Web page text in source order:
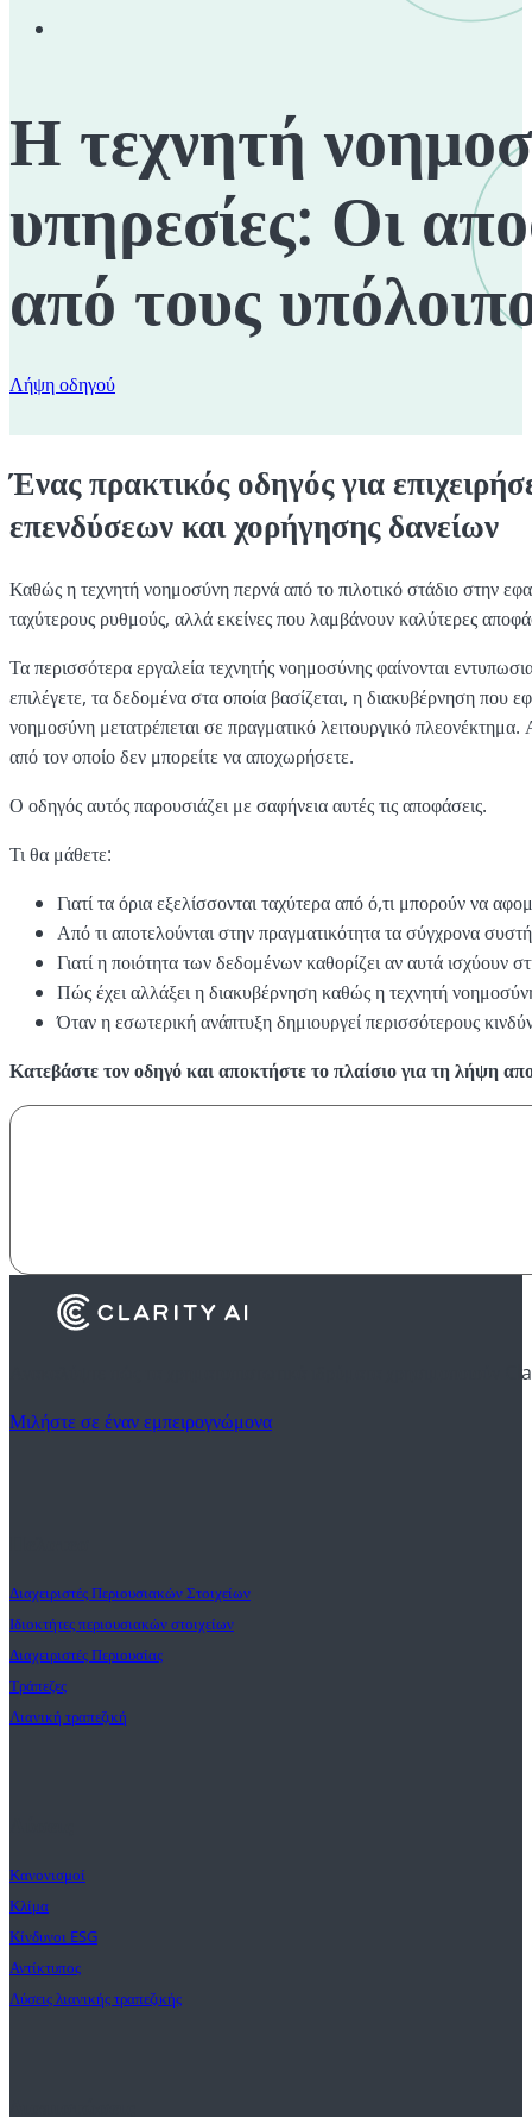
Η τεχνητή
υπηρεσίες: Οι
από τους
Λήψη οδηγού
Ένας πρακτικός οδηγός για
επενδύσεων και χορήγησης δανείων
Καθώς η τεχνητή νοημοσύνη περνά από το πιλοτικό στάδιο στην
ταχύτερους ρυθμούς, αλλά εκείνες που λαμβάνουν καλύτερες
Τα περισσότερα εργαλεία τεχνητής νοημοσύνης φαίνονται
επιλέγετε, τα δεδομένα στα οποία βασίζεται, η διακυβέρνηση που
νοημοσύνη μετατρέπεται σε πραγματικό λειτουργικό
από τον οποίο δεν μπορείτε να αποχωρήσετε.
Ο οδηγός αυτός παρουσιάζει με σαφήνεια αυτές τις αποφάσεις.
Τι θα μάθετε:
Γιατί τα όρια εξελίσσονται ταχύτερα από ό,τι μπορούν να
Από τι αποτελούνται στην πραγματικότητα τα σύγχρονα
Γιατί η ποιότητα των δεδομένων καθορίζει αν αυτά ισχύουν
Πώς έχει αλλάξει η διακυβέρνηση καθώς η τεχνητή
Όταν η εσωτερική ανάπτυξη δημιουργεί περισσότερους
Κατεβάστε τον οδηγό και αποκτήστε το πλαίσιο για τη λήψη
Ανακαλύψτε πώς τα χρηματοπιστωτικά ιδρύματα χρησιμοποιούν
Μιλήστε σε έναν εμπειρογνώμονα
Διαχειριστές Περιουσιακών Στοιχείων
Ιδιοκτήτες περιουσιακών στοιχείων
Διαχειριστές Περιουσίας
Τράπεζες
Λιανική τραπεζική
Κανονισμοί
Κλίμα
Κίνδυνοι ESG
Αντίκτυπος
Λύσεις λιανικής τραπεζικής